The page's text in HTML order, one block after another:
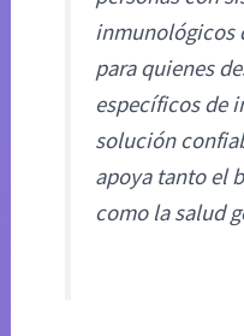
inmunológicos
para quienes
específicos de
solución
apoya tanto el
como la salud